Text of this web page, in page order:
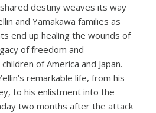
shared destiny weaves its way
and Yamakawa families as
end up healing the wounds of
of freedom and
of America and Japan.
remarkable life, from his
to his enlistment into the
two months after the attack